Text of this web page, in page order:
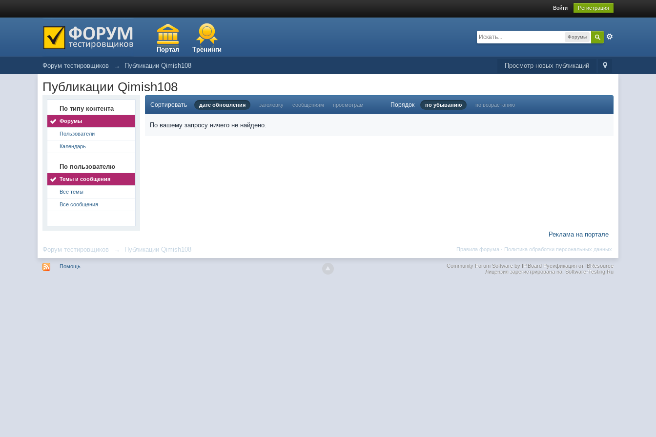
Войти Регистрация
Портал Тренинги
Форумы
Просмотр новых публикаций
Форум тестировщиков → Публикации Qimish108
Публикации Qimish108
По типу контента
Форумы
Пользователи
Календарь
По пользователю
Темы и сообщения
Все темы
Все сообщения
Сортировать дате обновления заголовку сообщениям просмотрам Порядок по убыванию по возрастанию
По вашему запросу ничего не найдено.
Реклама на портале
Форум тестировщиков → Публикации Qimish108 Политика обработки персональных данных
Правила форума ·
Помощь Community Forum Software by IP.BoardРусификация от IBResource
Лицензия зарегистрирована на: Software-Testing.Ru